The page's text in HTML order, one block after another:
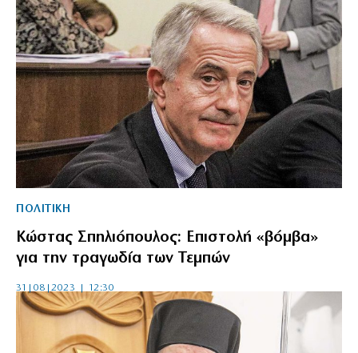
ΠΟΛΙΤΙΚΗ
Κώστας Σπηλιόπουλος: Επιστολή «βόμβα»
για την τραγωδία των Τεμπών
31|08|2023 | 12:30